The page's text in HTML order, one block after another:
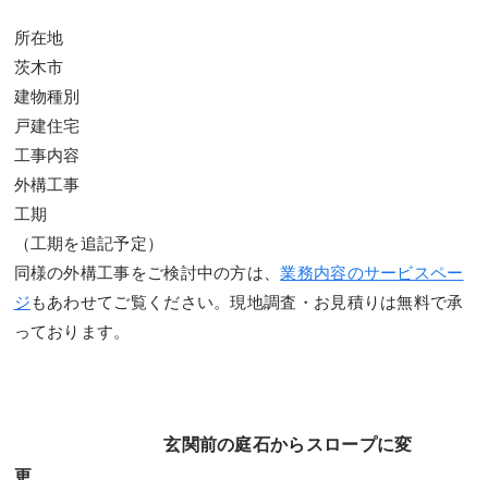
所在地
茨木市
建物種別
戸建住宅
工事内容
外構工事
工期
（工期を追記予定）
同様の外構工事をご検討中の方は、業務内容のサービスペー
ジ もあわせてご覧ください。現地調査・お見積りは無料で承
っております。
玄関前の庭石からスロープに変
更